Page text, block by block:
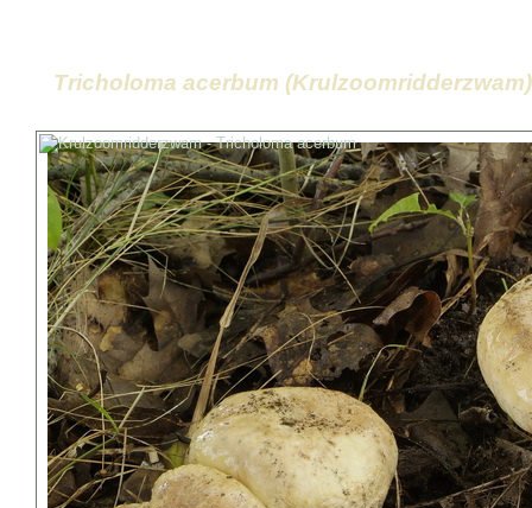
Tricholoma acerbum (Krulzoomridderzwam)